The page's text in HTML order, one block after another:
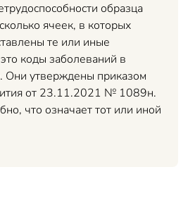
образца
ячеек, в которых
те или иные
коды заболеваний в
Они утверждены приказом
от 23.11.2021 № 1089н.
что означает тот или иной